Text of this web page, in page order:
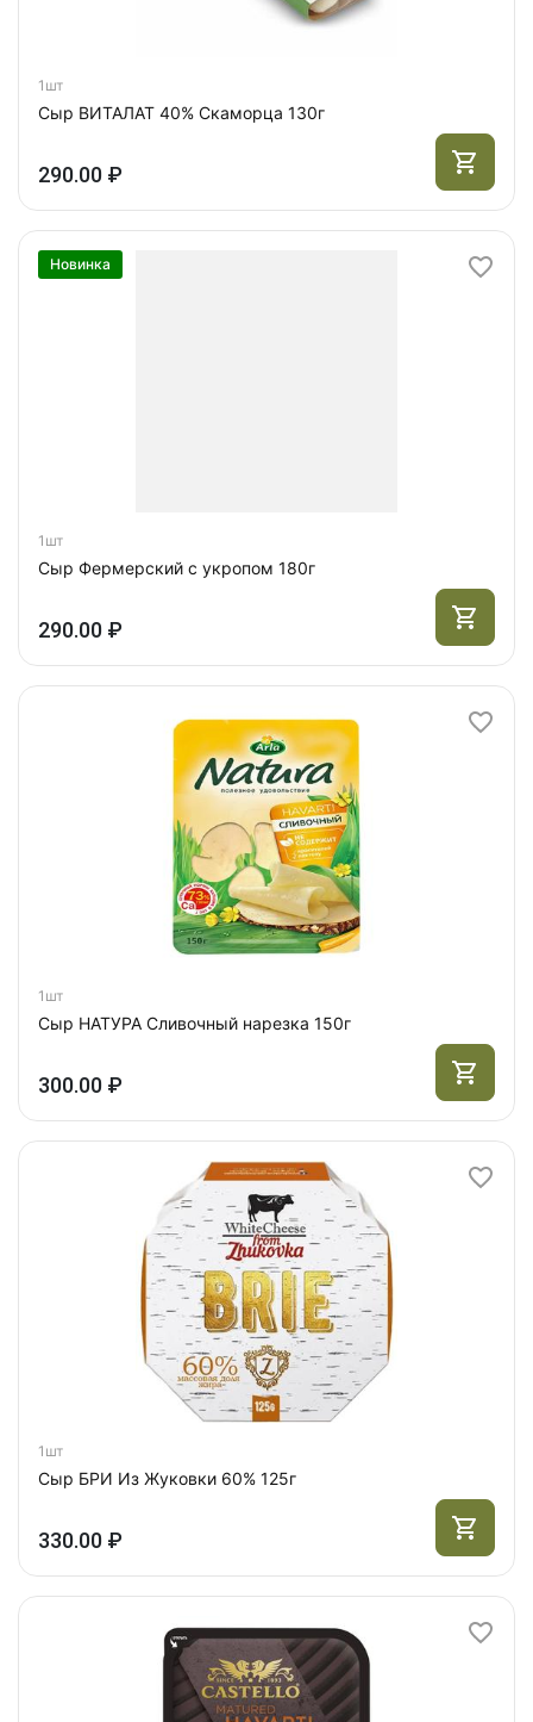
1шт
Сыр ВИТАЛАТ 40% Скаморца 130г
290.00 ₽
Новинка
1шт
Сыр Фермерский с укропом 180г
290.00 ₽
1шт
Сыр НАТУРА Сливочный нарезка 150г
300.00 ₽
1шт
Сыр БРИ Из Жуковки 60% 125г
330.00 ₽